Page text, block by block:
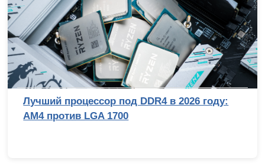
Лучший процессор под DDR4 в 2026 году:
AM4 против LGA 1700